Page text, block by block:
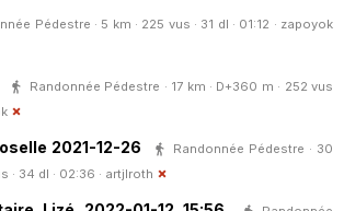
Pédestre · 5 km · 225 vus · 31 dl · 01:12 · zapoyok
Randonnée Pédestre · 17 km · D+360 m · 252 vus
2021-12-26
Randonnée Pédestre · 30
· 34 dl · 02:36 · artjlroth